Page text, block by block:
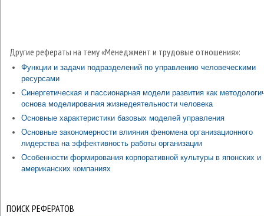
Другие рефераты на тему «Менеджмент и трудовые отношения»:
Функции и задачи подразделений по управлению человеческими
ресурсами
Синергетическая и пассионарная модели развития как
основа моделирования жизнедеятельности человека
Основные характеристики базовых моделей управления
Основные закономерности влияния феномена организационного
лидерства на эффективность работы организации
Особенности формирования корпоративной культуры в японских и
американских компаниях
ПОИСК РЕФЕРАТОВ